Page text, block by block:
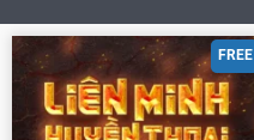
FREE